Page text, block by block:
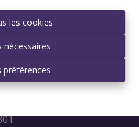
les cookies
nécessaires
préférences